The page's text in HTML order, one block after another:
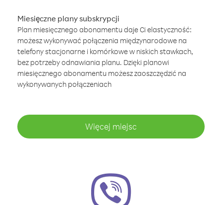
Miesięczne plany subskrypcji
Plan miesięcznego abonamentu daje Ci elastyczność:
możesz wykonywać połączenia międzynarodowe na
telefony stacjonarne i komórkowe w niskich stawkach,
bez potrzeby odnawiania planu. Dzięki planowi
miesięcznego abonamentu możesz zaoszczędzić na
wykonywanych połączeniach
Więcej miejsc